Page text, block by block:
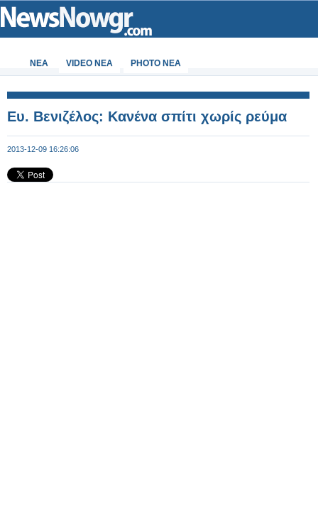
ΝΕΑ VIDEO NEA PHOTO NEA
Ευ. Βενιζέλος: Κανένα σπίτι χωρίς ρεύμα
2013-12-09 16:26:06